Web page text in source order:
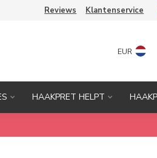
Reviews Klantenservice
EUR
HAAKPRET HELPT